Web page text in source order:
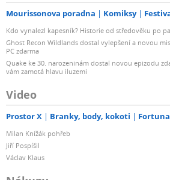
Mourissonova poradna Komiksy
Kdo vynalezl kapesník? Historie od středověku po
Ghost Recon Wildlands dostal vylepšení a novou
PC zdarma
Quake ke 30. narozeninám dostal novou epizodu
vám zamotá hlavu iluzemi
Video
Prostor X Branky, body, kokoti
Milan Knížák pohřeb
Jiří Pospíšil
Václav Klaus